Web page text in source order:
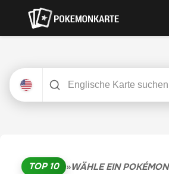
TOP 10 »WÄHLE EIN POKÉMON